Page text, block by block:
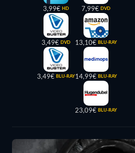
3,99€ HD
3,49€ DVD
3,49€ BLU-RAY
7,99€ DVD
13,10€ BLU-RAY
14,99€ BLU-RAY
23,09€ BLU-RAY